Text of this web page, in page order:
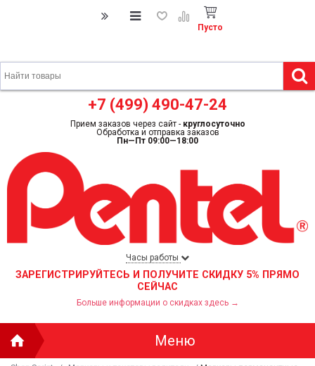
Пусто
+7 (499) 490-47-24
Прием заказов через сайт - круглосуточно
Обработка и отправка заказов
Пн—Пт 09:00—18:00
Часы работы
ЗАРЕГИСТРИРУЙТЕСЬ И ПОЛУЧИТЕ СКИДКУ 5% ПРЯМО
СЕЙЧАС
Больше информации о скидках здесь →
Меню